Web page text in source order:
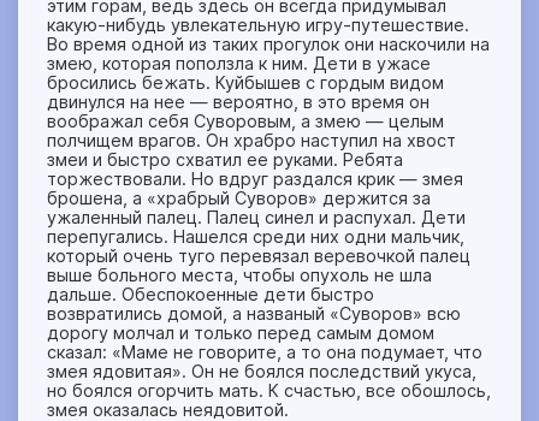
этим горам, ведь здесь он всегда придумывал
какую-нибудь увлекательную игру-путешествие.
Во время одной из таких прогулок они наскочили на
змею, которая поползла к ним. Дети в ужасе
бросились бежать. Куйбышев с гордым видом
двинулся на нее — вероятно, в это время он
воображал себя Суворовым, а змею — целым
полчищем врагов. Он храбро наступил на хвост
змеи и быстро схватил ее руками. Ребята
торжествовали. Но вдруг раздался крик — змея
брошена, а «храбрый Суворов» держится за
ужаленный палец. Палец синел и распухал. Дети
перепугались. Нашелся среди них одни мальчик,
который очень туго перевязал веревочкой палец
выше больного места, чтобы опухоль не шла
дальше. Обеспокоенные дети быстро
возвратились домой, а названый «Суворов» всю
дорогу молчал и только перед самым домом
сказал: «Маме не говорите, а то она подумает, что
змея ядовитая». Он не боялся последствий укуса,
но боялся огорчить мать. К счастью, все обошлось,
змея оказалась неядовитой.